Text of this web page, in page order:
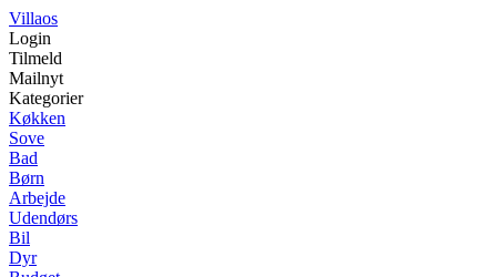
Villaos
Login
Tilmeld
Mailnyt
Kategorier
Køkken
Sove
Bad
Børn
Arbejde
Udendørs
Bil
Dyr